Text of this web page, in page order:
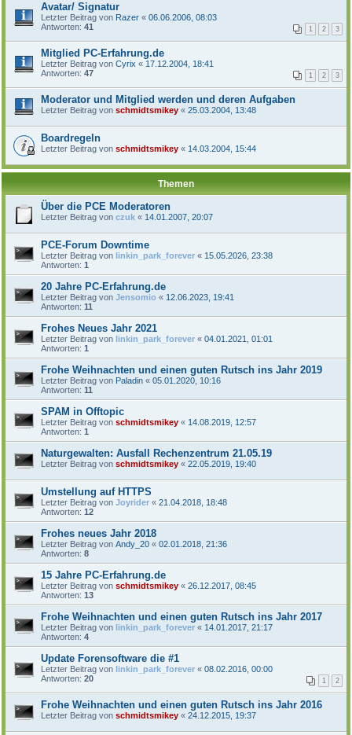
Avatar/ Signatur
Letzter Beitrag von Razer « 06.06.2006, 08:03
Antworten: 41 1 2 3
Mitglied PC-Erfahrung.de
Letzter Beitrag von Cyrix « 17.12.2004, 18:41
Antworten: 47 1 2 3
Moderator und Mitglied werden und deren Aufgaben
Letzter Beitrag von schmidtsmikey « 25.03.2004, 13:48
Boardregeln
Letzter Beitrag von schmidtsmikey « 14.03.2004, 15:44
Themen
Über die PCE Moderatoren
Letzter Beitrag von czuk « 14.01.2007, 20:07
PCE-Forum Downtime
Letzter Beitrag von linkin_park_forever « 15.05.2026, 23:38
Antworten: 1
20 Jahre PC-Erfahrung.de
Letzter Beitrag von Jensomio « 12.06.2023, 19:41
Antworten: 11
Frohes Neues Jahr 2021
Letzter Beitrag von linkin_park_forever « 04.01.2021, 01:01
Antworten: 1
Frohe Weihnachten und einen guten Rutsch ins Jahr 2019
Letzter Beitrag von Paladin « 05.01.2020, 10:16
Antworten: 11
SPAM in Offtopic
Letzter Beitrag von schmidtsmikey « 14.08.2019, 12:57
Antworten: 1
Naturgewalten: Ausfall Rechenzentrum 21.05.19
Letzter Beitrag von schmidtsmikey « 22.05.2019, 19:40
Umstellung auf HTTPS
Letzter Beitrag von Joyrider « 21.04.2018, 18:48
Antworten: 12
Frohes neues Jahr 2018
Letzter Beitrag von Andy_20 « 02.01.2018, 21:36
Antworten: 8
15 Jahre PC-Erfahrung.de
Letzter Beitrag von schmidtsmikey « 26.12.2017, 08:45
Antworten: 13
Frohe Weihnachten und einen guten Rutsch ins Jahr 2017
Letzter Beitrag von linkin_park_forever « 14.01.2017, 21:17
Antworten: 4
Update Forensoftware die #1
Letzter Beitrag von linkin_park_forever « 08.02.2016, 00:00
Antworten: 20 1 2
Frohe Weihnachten und einen guten Rutsch ins Jahr 2016
Letzter Beitrag von schmidtsmikey « 24.12.2015, 19:37